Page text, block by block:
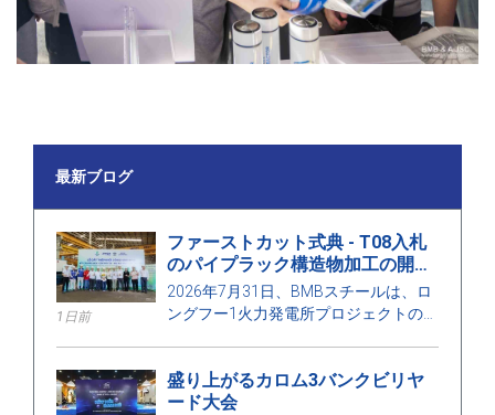
最新ブログ
1日前
ファーストカット式典 - T08入札
のパイプラック構造物加工の開
始、ロンフー1火力発電所プロジ
ェクト
2026年7月31日、BMBスチールは、ロ
ングフー1火力発電所プロジェクトの
催しました。
盛り上がるカロム3バンクビリヤ
ード大会